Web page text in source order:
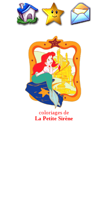
coloriages de
La Petite Sirène